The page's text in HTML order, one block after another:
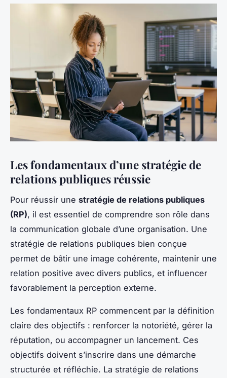
Les fondamentaux d’une stratégie de
relations publiques réussie
Pour réussir une stratégie de relations publiques
(RP), il est essentiel de comprendre son rôle dans
la communication globale d’une organisation. Une
stratégie de relations publiques bien conçue
permet de bâtir une image cohérente, maintenir une
relation positive avec divers publics, et influencer
favorablement la perception externe.
Les fondamentaux RP commencent par la définition
claire des objectifs : renforcer la notoriété, gérer la
réputation, ou accompagner un lancement. Ces
objectifs doivent s’inscrire dans une démarche
structurée et réfléchie. La stratégie de relations